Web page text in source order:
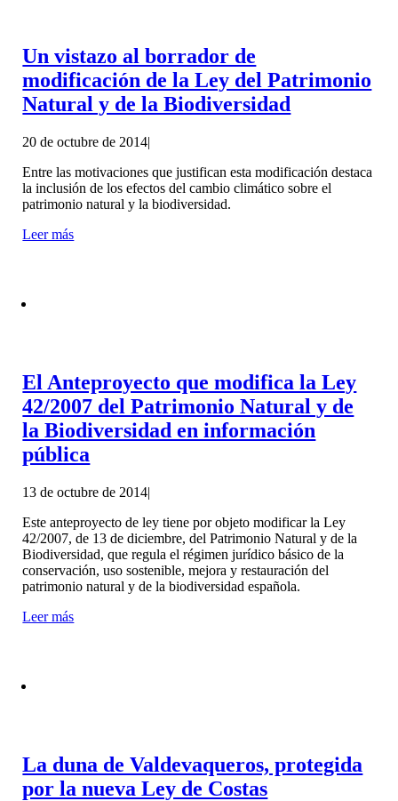
Un vistazo al borrador de
modificación de la Ley del Patrimonio
Natural y de la Biodiversidad
20 de octubre de 2014|
Entre las motivaciones que justifican esta modificación destaca
la inclusión de los efectos del cambio climático sobre el
patrimonio natural y la biodiversidad.
Leer más
El Anteproyecto que modifica la Ley
42/2007 del Patrimonio Natural y de
la Biodiversidad en información
pública
13 de octubre de 2014|
Este anteproyecto de ley tiene por objeto modificar la Ley
42/2007, de 13 de diciembre, del Patrimonio Natural y de la
Biodiversidad, que regula el régimen jurídico básico de la
conservación, uso sostenible, mejora y restauración del
patrimonio natural y de la biodiversidad española.
Leer más
La duna de Valdevaqueros, protegida
por la nueva Ley de Costas